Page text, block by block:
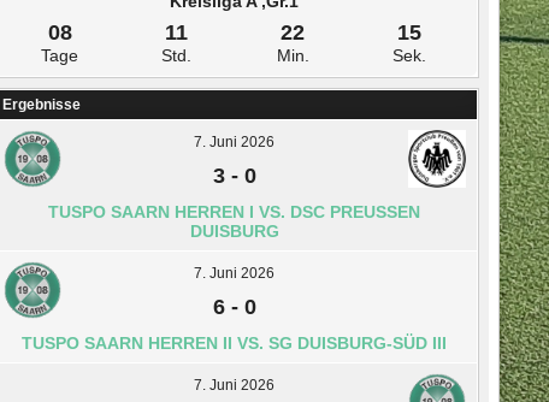
08
Tage
11
Std.
22
Min.
14
Sek.
Ergebnisse
7. Juni 2026
3- 0
TUSPO SAARN HERREN I VS. DSC PREUSSEN D
UISBURG
7. Juni 2026
6- 0
TUSPO SAARN HERREN II VS. SG DUISBURG-SÜD III
7. Juni 2026